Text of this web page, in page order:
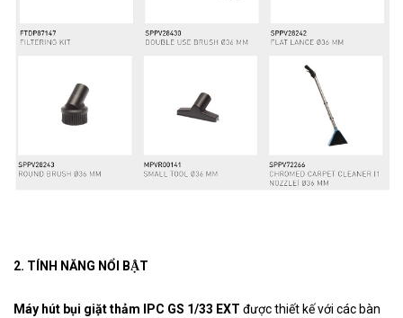
2. TÍNH NĂNG NỔI BẬT
Máy hút bụi giặt thảm IPC GS 1/33 EXT được thiết kế với các bàn